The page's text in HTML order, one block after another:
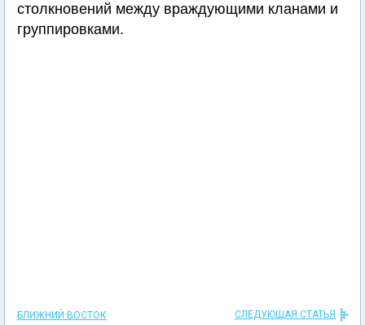
столкновений между враждующими кланами и
группировками.
БЛИЖНИЙ ВОСТОК СЛЕДУЮЩАЯ СТАТЬЯ